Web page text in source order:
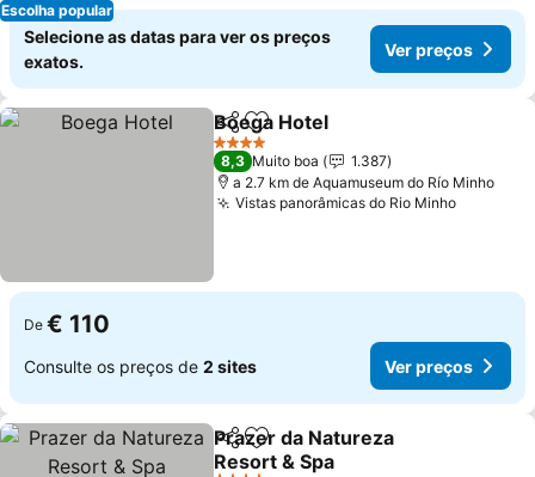
Escolha popular
Selecione as datas para ver os preços
exatos.
Ver preços
PartilharAdicionar aos favoritos
Boega Hotel
4 Estrelas
8,3 Muito boa
1.387
a 2.7 km de Aquamuseum do Río Minho
Vistas panorâmicas do Rio Minho
De € 110
Consulte os preços de 2 sites Ver preços
PartilharAdicionar aos favoritos
Prazer da Natureza
Resort & Spa